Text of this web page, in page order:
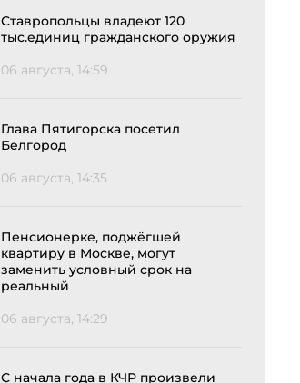
Ставропольцы владеют 120
тыс.единиц гражданского оружия
06 августа, 14:59
Глава Пятигорска посетил
Белгород
06 августа, 14:35
Пенсионерке, поджёгшей
квартиру в Москве, могут
заменить условный срок на
реальный
06 августа, 14:29
С начала года в КЧР произвели